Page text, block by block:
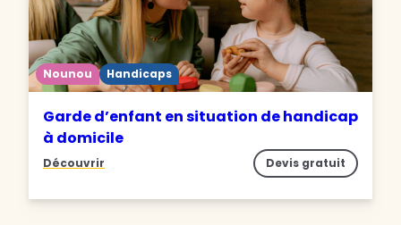
Nounou Handicaps
Garde d’enfant en situation de handicap
à domicile
Découvrir Devis gratuit